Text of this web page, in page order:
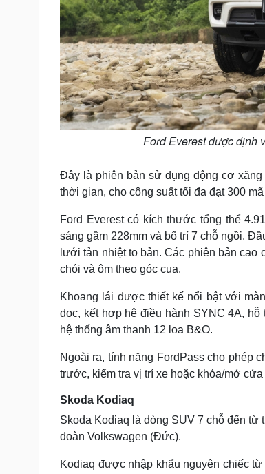
Ford Everest được định
Đây là phiên bản sử dụng động cơ
thời gian, cho công suất tối đa đạt 300
Ford Everest có kích thước tổng thể
sáng gầm 228mm và bố trí 7 chỗ ngồi.
lưới tản nhiệt to bản. Các phiên bản cao
chói và ôm theo góc cua.
Khoang lái được thiết kế nổi bật với
dọc, kết hợp hệ điều hành SYNC 4A,
hệ thống âm thanh 12 loa B&O.
Ngoài ra, tính năng FordPass cho phép
trước, kiểm tra vị trí xe hoặc khóa/mở
Skoda Kodiaq
Skoda Kodiaq là dòng SUV 7 chỗ đến
đoàn Volkswagen (Đức).
Kodiaq được nhập khẩu nguyên chiếc